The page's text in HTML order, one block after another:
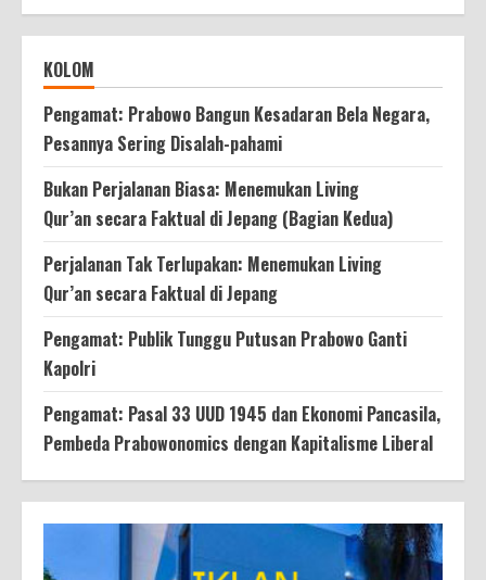
KOLOM
Pengamat: Prabowo Bangun Kesadaran Bela Negara,
Pesannya Sering Disalah-pahami
Bukan Perjalanan Biasa: Menemukan Living
Qur’an secara Faktual di Jepang (Bagian Kedua)
Perjalanan Tak Terlupakan: Menemukan Living
Qur’an secara Faktual di Jepang
Pengamat: Publik Tunggu Putusan Prabowo Ganti
Kapolri
Pengamat: Pasal 33 UUD 1945 dan Ekonomi Pancasila,
Pembeda Prabowonomics dengan Kapitalisme Liberal